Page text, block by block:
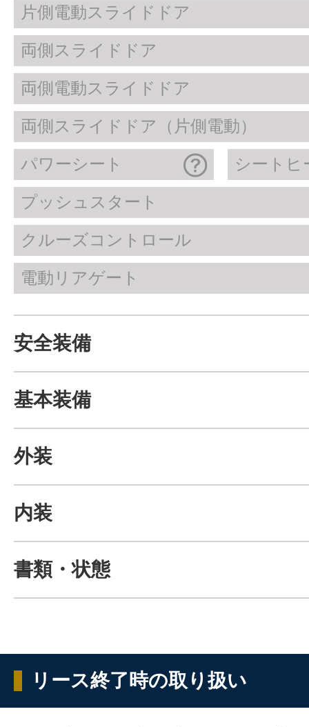
片側電動スライドドア
両側スライドドア
両側電動スライドドア
両側スライドドア（片側電動）
パワーシート シートヒ
プッシュスタート
クルーズコントロール
電動リアゲート
安全装備
基本装備
外装
内装
書類・状態
リース終了時の取り扱い